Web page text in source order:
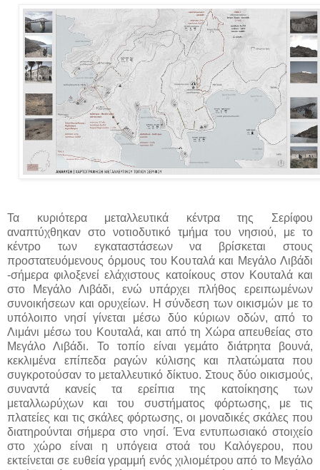
Τα κυριότερα μεταλλευτικά κέντρα της Σερίφου
αναπτύχθηκαν στο νοτιοδυτικό τμήμα του νησιού, με το
κέντρο των εγκαταστάσεων να βρίσκεται στους
προστατευόμενους όρμους του Κουταλά και Μεγάλο Λιβάδι
-σήμερα φιλοξενεί ελάχιστους κατοίκους στον Κουταλά και
στο Μεγάλο Λιβάδι, ενώ υπάρχει πλήθος ερειπωμένων
συνοικήσεων και ορυχείων. Η σύνδεση των οικισμών με το
υπόλοιπο νησί γίνεται μέσω δύο κύριων οδών, από το
Λιμάνι μέσω του Κουταλά, και από τη Χώρα απευθείας στο
Μεγάλο Λιβάδι. Το τοπίο είναι γεμάτο διάτρητα βουνά,
κεκλιμένα επίπεδα ραγών κύλισης και πλατώματα που
συγκροτούσαν το μεταλλευτικό δίκτυο. Στους δύο οικισμούς,
συναντά κανείς τα ερείπια της κατοίκησης των
μεταλλωρύχων και του συστήματος φόρτωσης, με τις
πλατείες και τις σκάλες φόρτωσης, οι μοναδικές σκάλες που
διατηρούνται σήμερα στο νησί. Ένα εντυπωσιακό στοιχείο
στο χώρο είναι η υπόγεια στοά του Καλόγερου, που
εκτείνεται σε ευθεία γραμμή ενός χιλιομέτρου από το Μεγάλο